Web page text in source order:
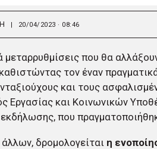
| 20/04/2023 · 08:46
μεταρρυθμίσεις που θα
τον έναν
και τους
Εργασίας και Κοινωνικών
εκδήλωσης, που
δρομολογείται η